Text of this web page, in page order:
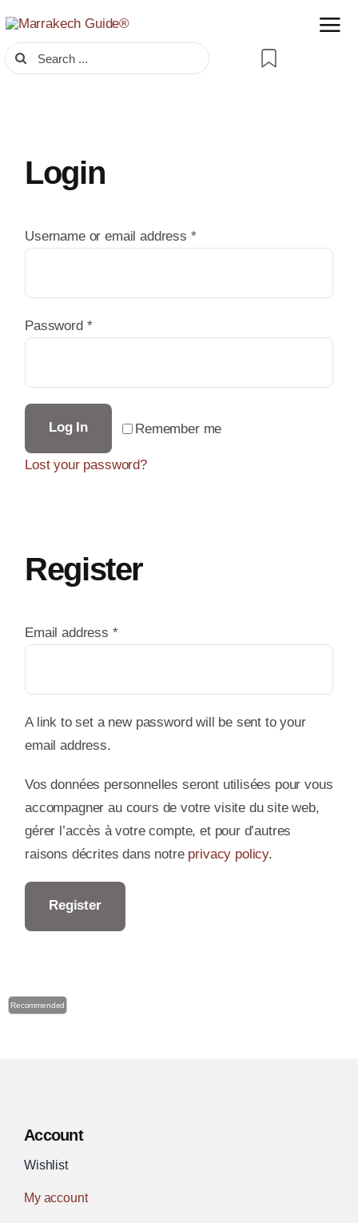
to
content
Search
for:
Login
Username or email address *Required
Password *Required
Remember me
Log In
Lost your password?
Register
Email address *Required
A link to set a new password will be sent to your
email address.
Vos données personnelles seront utilisées pour vous
accompagner au cours de votre visite du site web,
gérer l’accès à votre compte, et pour d’autres
raisons décrites dans notre privacy policy.
Register
Recommended
Account
Wishlist
My account